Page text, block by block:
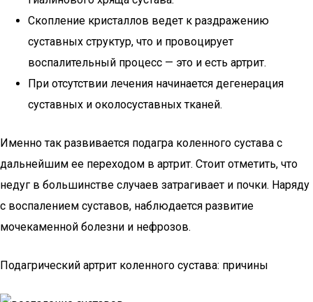
Скопление кристаллов ведет к раздражению
суставных структур, что и провоцирует
воспалительный процесс — это и есть артрит.
При отсутствии лечения начинается дегенерация
суставных и околосуставных тканей.
Именно так развивается подагра коленного сустава с
дальнейшим ее переходом в артрит. Стоит отметить, что
недуг в большинстве случаев затрагивает и почки. Наряду
с воспалением суставов, наблюдается развитие
мочекаменной болезни и нефрозов.
Подагрический артрит коленного сустава: причины